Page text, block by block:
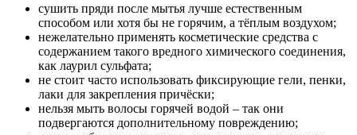
сушить пряди после мытья лучше естественным
способом или хотя бы не горячим, а тёплым воздухом;
нежелательно применять косметические средства с
содержанием такого вредного химического соединения,
как лаурил сульфата;
не стоит часто использовать фиксирующие гели, пенки,
лаки для закрепления причёски;
нельзя мыть волосы горячей водой – так они
подвергаются дополнительному повреждению;